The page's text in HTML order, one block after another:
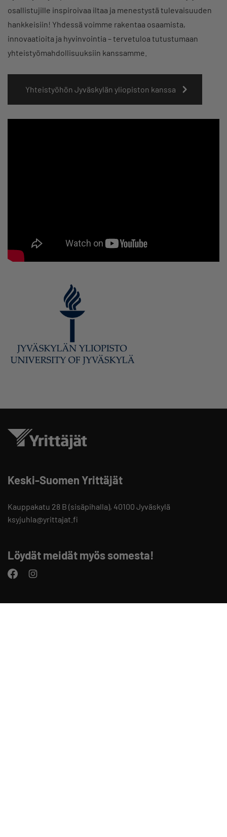
osallistujille inspiroivaa iltaa ja menestystä tulevaisuuden
hankkeisiin! Yhdessä voimme rakentaa osaamista,
innovaatioita ja hyvinvointia – tervetuloa tutustumaan
yhteistyömahdollisuuksiin kanssamme.
Yhteistyöhön Jyväskylän yliopiston kanssa
Keski-Suomen Yrittäjät
Kauppakatu 28 B (sisäpihalla), 40100 Jyväskylä
ksyjuhla@yrittajat.fi
Löydät meidät myös somesta!